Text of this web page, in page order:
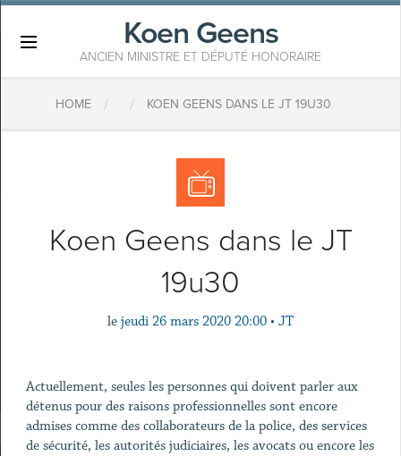
Koen Geens
ANCIEN MINISTRE ET DÉPUTÉ HONORAIRE
HOME / / KOEN GEENS DANS LE JT 19U30
Koen Geens dans le JT
19u30
le jeudi 26 mars 2020 20:00 • JT
Actuellement, seules les personnes qui doivent parler aux
détenus pour des raisons professionnelles sont encore
admises comme des collaborateurs de la police, des services
de sécurité, les autorités judiciaires, les avocats ou encore les